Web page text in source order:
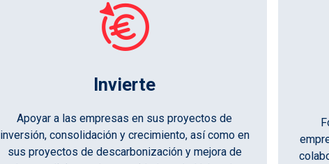
Invierte
Apoyar a las empresas en sus proyectos de
inversión, consolidación y crecimiento, así como en
sus proyectos de descarbonización y mejora de